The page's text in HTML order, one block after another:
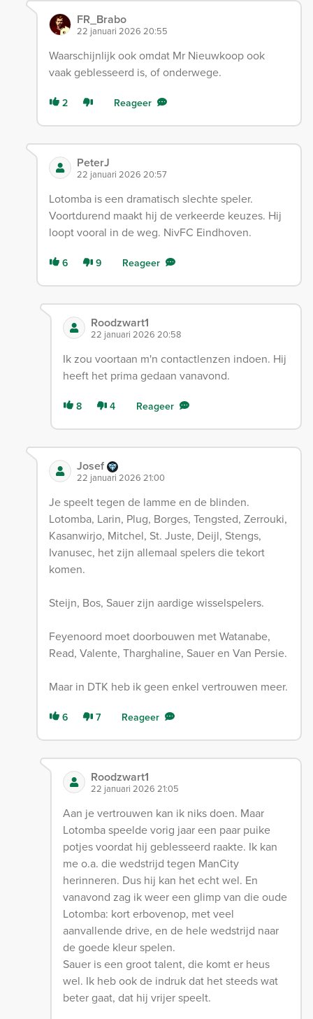
FR_Brabo
22 januari 2026 20:55
Waarschijnlijk ook omdat Mr Nieuwkoop ook
vaak geblesseerd is, of onderwege.
2 Reageer
PeterJ
22 januari 2026 20:57
Lotomba is een dramatisch slechte speler.
Voortdurend maakt hij de verkeerde keuzes. Hij
loopt vooral in de weg. NivFC Eindhoven.
6 9 Reageer
Roodzwart1
22 januari 2026 20:58
Ik zou voortaan m'n contactlenzen indoen. Hij
heeft het prima gedaan vanavond.
8 4 Reageer
Josef
22 januari 2026 21:00
Je speelt tegen de lamme en de blinden.
Lotomba, Larin, Plug, Borges, Tengsted, Zerrouki,
Kasanwirjo, Mitchel, St. Juste, Deijl, Stengs,
Ivanusec, het zijn allemaal spelers die tekort
komen.
Steijn, Bos, Sauer zijn aardige wisselspelers.
Feyenoord moet doorbouwen met Watanabe,
Read, Valente, Tharghaline, Sauer en Van Persie.
Maar in DTK heb ik geen enkel vertrouwen meer.
6 7 Reageer
Roodzwart1
22 januari 2026 21:05
Aan je vertrouwen kan ik niks doen. Maar
Lotomba speelde vorig jaar een paar puike
potjes voordat hij geblesseerd raakte. Ik kan
me o.a. die wedstrijd tegen ManCity
herinneren. Dus hij kan het echt wel. En
vanavond zag ik weer een glimp van die oude
Lotomba: kort erbovenop, met veel
aanvallende drive, en de hele wedstrijd naar
de goede kleur spelen.
Sauer is een groot talent, die komt er heus
wel. Ik heb ook de indruk dat het steeds wat
beter gaat, dat hij vrijer speelt.